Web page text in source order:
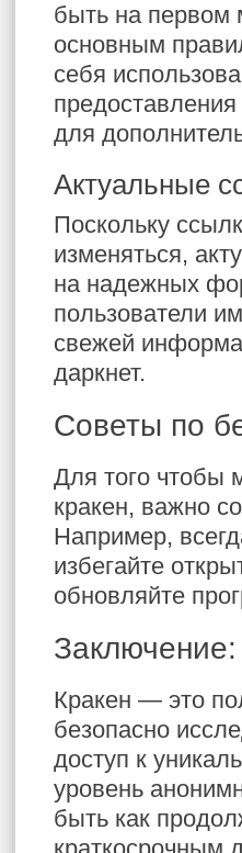
быть на первом
основным
себя
для
Актуальные
Поскольку
изменяться,
на надежных
пользователи
свежей
даркнет.
Советы по
Для того чтобы
кракен, важно
Например,
избегайте
обновляйте
Кракен — это
безопасно
доступ к
уровень
быть как